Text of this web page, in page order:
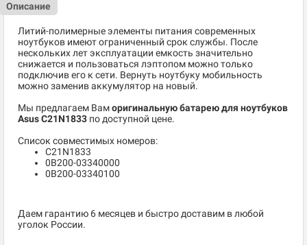
Описание
Литий-полимерные элементы питания современных
ноутбуков имеют ограниченный срок службы. После
нескольких лет эксплуатации емкость значительно
снижается и пользоваться лэптопом можно только
подключив его к сети. Вернуть ноутбуку мобильность
можно заменив аккумулятор на новый.
Мы предлагаем Ваморигинальную батарею для ноутбуков
Asus C21N1833 по доступной цене.
Список совместимых номеров:
C21N1833
0B200-03340000
0B200-03340100
Даем гарантию 6 месяцев и быстро доставим в любой
уголок России.